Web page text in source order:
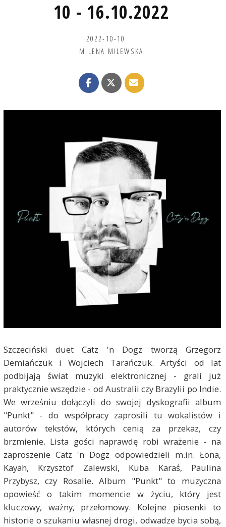
10 - 16.10.2022
2022-10-10
MILENA MILEWSKA
Szczeciński duet Catz 'n Dogz tworzą Grzegorz
Demiańczuk i Wojciech Tarańczuk. Artyści od lat
podbijają świat muzyki elektronicznej - grali już
praktycznie wszędzie - od Australii czy Brazylii po Indie.
We wrześniu dołączyli do swojej dyskografii album
"Punkt" - do współpracy zaprosili tu wokalistów i
autorów tekstów, których cenią za przekaz, czy
brzmienie. Lista gości naprawdę robi wrażenie - na
zaproszenie Catz 'n Dogz odpowiedzieli m.in. Łona,
Kayah, Krzysztof Zalewski, Kuba Karaś, Paulina
Przybysz, czy Rosalie. Album "Punkt" to muzyczna
opowieść o takim momencie w życiu, który jest
kluczowy, ważny, przełomowy. Kolejne piosenki to
historie o szukaniu własnej drogi, odwadze bycia sobą,